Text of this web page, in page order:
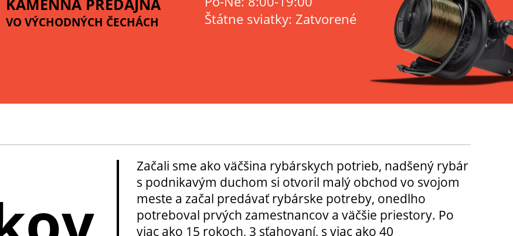
KAMENNÁ PREDAJŇA
VO VÝCHODNÝCH ČECHÁCH
Štátne sviatky: Zatvorené
Začali sme ako väčšina rybárskych potrieb, nadšený rybár
s podnikavým duchom si otvoril malý obchod vo svojom
meste a začal predávať rybárske potreby, onedlho
potreboval prvých zamestnancov a väčšie priestory. Po
viac ako 15 rokoch, 3 sťahovaní, s viac ako 40